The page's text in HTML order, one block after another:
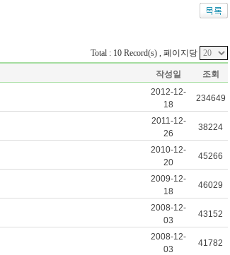
Total : 10 Record(s) , 페이지당
작성일 조회
2012-12-
18
234649
2011-12-
26
38224
2010-12-
20
45266
2009-12-
18
46029
2008-12-
03
43152
2008-12-
03
41782